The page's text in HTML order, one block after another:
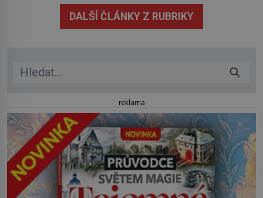
pečlivě připravit! Český král Václav I. (1205–1253)
přijme opatření, která mají posílit obranu jeho království.
DALŠÍ ČLÁNKY Z RUBRIKY
reklama